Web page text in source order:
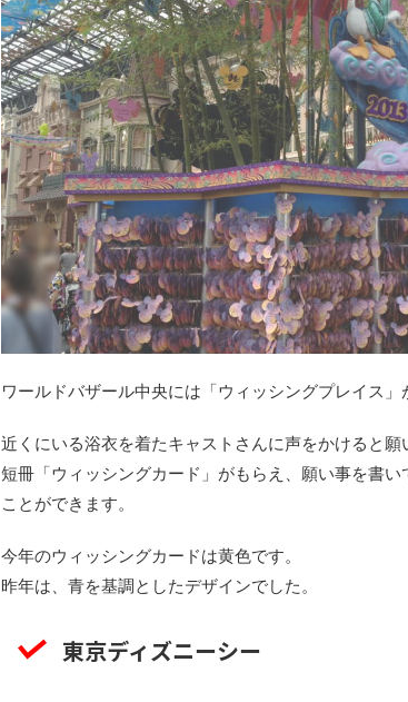
ワールドバザール中央には「ウィッシングプレイス」
近くにいる浴衣を着たキャストさんに声をかけると
短冊「ウィッシングカード」がもらえ、願い事を書
ことができます。
今年のウィッシングカードは黄色です。
昨年は、青を基調としたデザインでした。
東京ディズニーシー